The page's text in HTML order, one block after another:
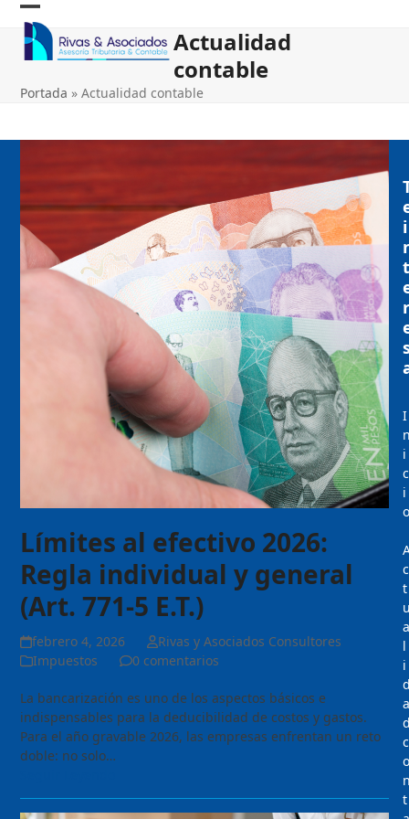
Skip
content
Open
mobile
menu
Close
mobile
menu
Actualidad
contable
Portada »Actualidad contable
Límites al efectivo 2026:
Regla individual y general
(Art. 771-5 E.T.)
febrero 4, 2026
Rivas y Asociados Consultores
Impuestos
0 comentarios
La bancarización es uno de los aspectos básicos e
indispensables para la deducibilidad de costos y gastos.
Para el año gravable 2026, las empresas enfrentan un reto
doble: no solo…
i
t
r
I
i
c
i
o
c
t
a
l
i
a
c
o
t